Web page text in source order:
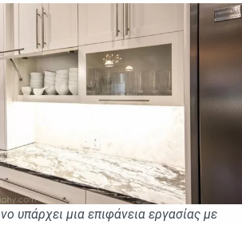
υπάρχει μια επιφάνεια εργασίας με